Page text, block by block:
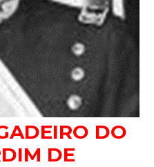
DO
DE
no seu e-mail.